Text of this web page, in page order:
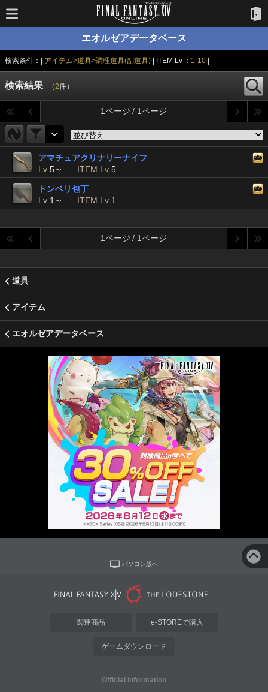
エオルゼアデータベース
検索条件：| アイテム>道具>調理道具(副道具) | ITEM Lv ： 1-10
検索結果 （2件）
1ページ / 1ページ
アマチュアクリナリーナイフ
Lv 5～ ITEM Lv 5
トンベリ包丁
Lv 1～ ITEM Lv 1
1ページ / 1ページ
道具
アイテム
エオルゼアデータベース
パソコン版へ
関連商品 e-STOREで購入
ゲームダウンロード
Official Information